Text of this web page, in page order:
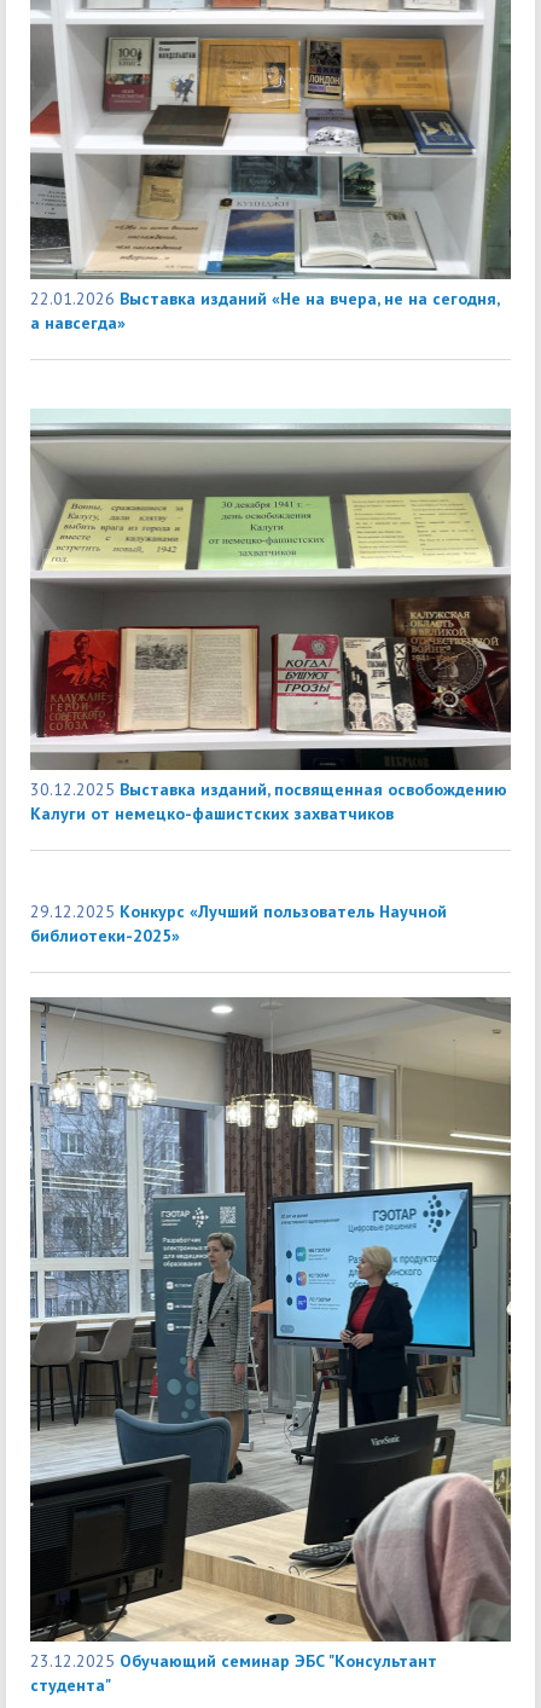
22.01.2026 Выставка изданий «Не на вчера, не на сегодня,
а навсегда»
30.12.2025 Выставка изданий, посвященная освобождению
Калуги от немецко-фашистских захватчиков
29.12.2025 Конкурс «Лучший пользователь Научной
библиотеки-2025»
23.12.2025 Обучающий семинар ЭБС "Консультант
студента"